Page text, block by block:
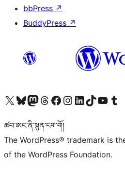
bbPress ↗
BuddyPress ↗
Visit our X (formerly Twitter) account
Visit our Bluesky account
Visit our Mastodon account
Visit our Threads account
Visit our Facebook page
Visit our Instagram account
Visit our LinkedIn account
Visit our TikTok account
Visit our YouTube
Visit
ཚབ་ཨང་ནི་སྙན་ངག་གོ།
The WordPress® trademark is
of the WordPress Foundation.